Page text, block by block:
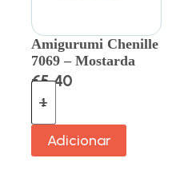
Amigurumi Chenille
7069 – Mostarda
€5.40
Adicionar